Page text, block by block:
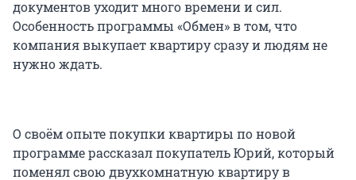
документов уходит много времени и сил.
Особенность программы «Обмен» в том, что
компания выкупает квартиру сразу и людям не
нужно ждать.
О своём опыте покупки квартиры по новой
программе рассказал покупатель Юрий, который
поменял свою двухкомнатную квартиру в